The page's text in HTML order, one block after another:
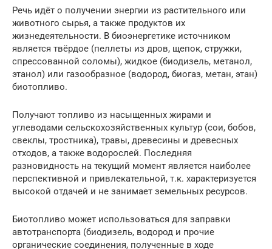
Речь идёт о получении энергии из растительного или
животного сырья, а также продуктов их
жизнедеятельности. В биоэнергетике источником
является твёрдое (пеллеты из дров, щепок, стружки,
спрессованной соломы), жидкое (биодизель, метанол,
этанол) или газообразное (водород, биогаз, метан, этан)
биотопливо.
Получают топливо из насыщенных жирами и
углеводами сельскохозяйственных культур (сои, бобов,
свеклы, тростника), травы, древесины и древесных
отходов, а также водорослей. Последняя
разновидность на текущий момент является наиболее
перспективной и привлекательной, т.к. характеризуется
высокой отдачей и не занимает земельных ресурсов.
Биотопливо может использоваться для заправки
автотранспорта (биодизель, водород и прочие
органические соединения, полученные в ходе